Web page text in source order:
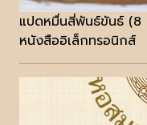
แปดหมื่นสี่พันธ์ขันธ์ (8
หนังสืออิเล็กทรอนิกส์